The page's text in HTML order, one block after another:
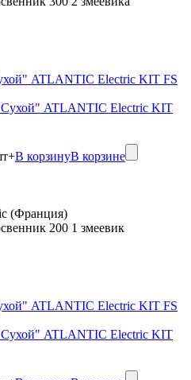
ATLANTIC Electric KIT FS
+В корзинуВ корзине
(Франция)
200 1 змеевик
ATLANTIC Electric KIT FS